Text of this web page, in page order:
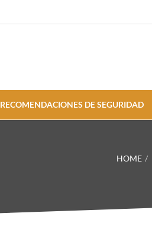
RECOMENDACIONES DE SEGURIDAD
HOME